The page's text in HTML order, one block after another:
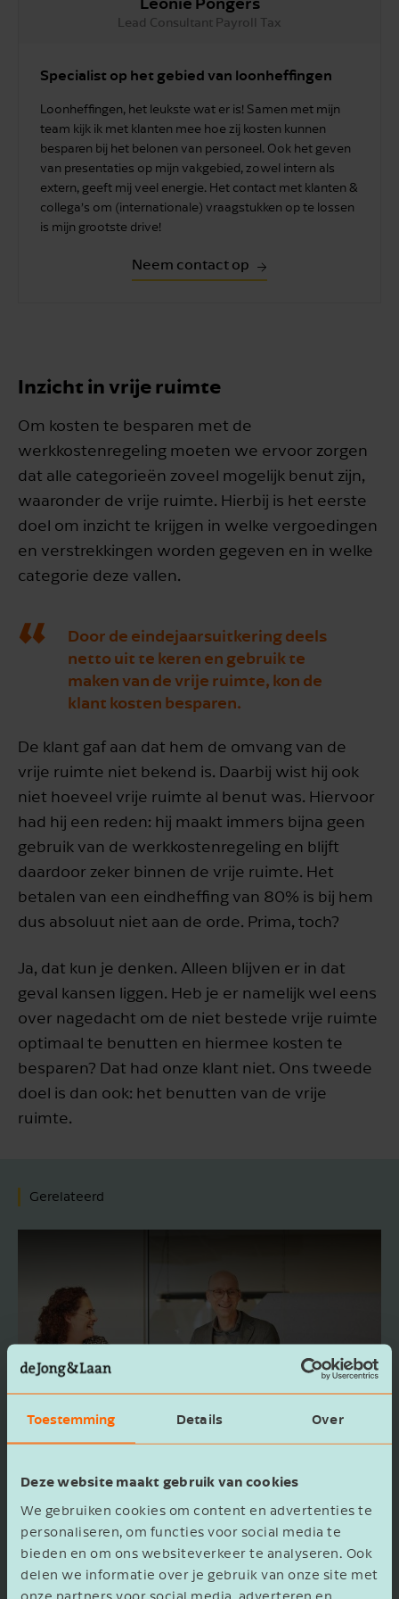
Toestemming Details Over
Deze website maakt gebruik van cookies
We gebruiken cookies om content en advertenties te
personaliseren, om functies voor social media te
bieden en om ons websiteverkeer te analyseren. Ook
delen we informatie over je gebruik van onze site met
onze partners voor social media, adverteren en
Lead Consultant Payroll Tax
Specialist op het gebied van loonheffingen
Loonheffingen, het leukste wat er is! Samen met mijn
team kijk ik met klanten mee hoe zij kosten kunnen
besparen bij het belonen van personeel. Ook het geven
van presentaties op mijn vakgebied, zowel intern als
extern, geeft mij veel energie. Het contact met klanten &
collega’s om (internationale) vraagstukken op te lossen
is mijn grootste drive!
Neem contact op
Inzicht in vrije ruimte
Om kosten te besparen met de
werkkostenregeling moeten we ervoor zorgen
dat alle categorieën zoveel mogelijk benut zijn,
waaronder de vrije ruimte. Hierbij is het eerste
doel om inzicht te krijgen in welke vergoedingen
en verstrekkingen worden gegeven en in welke
categorie deze vallen.
Door de eindejaarsuitkering deels
netto uit te keren en gebruik te
maken van de vrije ruimte, kon de
klant kosten besparen.
De klant gaf aan dat hem de omvang van de
vrije ruimte niet bekend is. Daarbij wist hij ook
niet hoeveel vrije ruimte al benut was. Hiervoor
had hij een reden: hij maakt immers bijna geen
gebruik van de werkkostenregeling en blijft
daardoor zeker binnen de vrije ruimte. Het
betalen van een eindheffing van 80% is bij hem
dus absoluut niet aan de orde. Prima, toch?
Ja, dat kun je denken. Alleen blijven er in dat
geval kansen liggen. Heb je er namelijk wel eens
over nagedacht om de niet bestede vrije ruimte
optimaal te benutten en hiermee kosten te
besparen? Dat had onze klant niet. Ons tweede
doel is dan ook: het benutten van de vrije
ruimte.
Gerelateerd
Zo haal je het maximale uit de
WKR
STUUR MIJ DE
WHITEPAPER "ZO HAAL JE
HET MAXIMALE UIT DE
WKR"
Bedrijfsnaam